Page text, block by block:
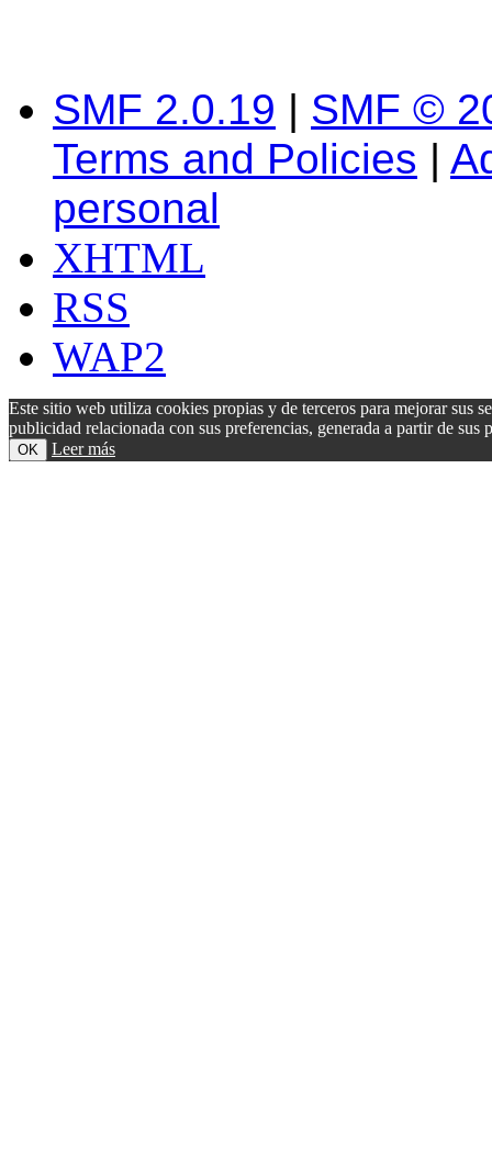
SMF 2.0.19 | SMF ©
Terms and Policies |
personal
XHTML
RSS
WAP2
Este sitio web utiliza cookies propias y de terceros para mejorar sus
publicidad relacionada con sus preferencias, generada a partir de
OK Leer más